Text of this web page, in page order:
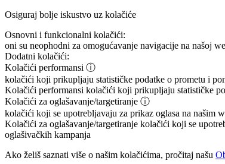
Osiguraj bolje iskustvo uz kolačiće
Osnovni i funkcionalni kolačići:
oni su neophodni za omogućavanje navigacije na našoj
Dodatni kolačići:
Kolačići performansi ⓘ
kolačići koji prikupljaju statističke podatke o prometu i
Kolačići performansi kolačići koji prikupljaju statističke
Kolačići za oglašavanje/targetiranje ⓘ
kolačići koji se upotrebljavaju za prikaz oglasa na našim
Kolačići za oglašavanje/targetiranje kolačići koji se
oglašivačkih kampanja
Ako želiš saznati više o našim kolačićima, pročitaj našu